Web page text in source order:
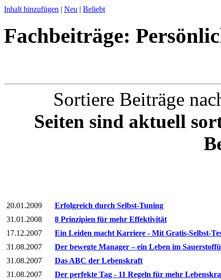
Inhalt hinzufügen | Neu | Beliebt
Fachbeiträge:
Sortiere Beiträge
Seiten sind aktuell
20.01.2009
Erfolgreich durch Selbst-Tuning
31.01.2008
8 Prinzipien für mehr Effektivität
17.12.2007
Ein Leiden macht Karriere - Mit Gratis-Selbst-
31.08.2007
Der bewegte Manager – ein Leben im
31.08.2007
Das ABC der Lebenskraft
31.08.2007
Der perfekte Tag - 11 Regeln für mehr